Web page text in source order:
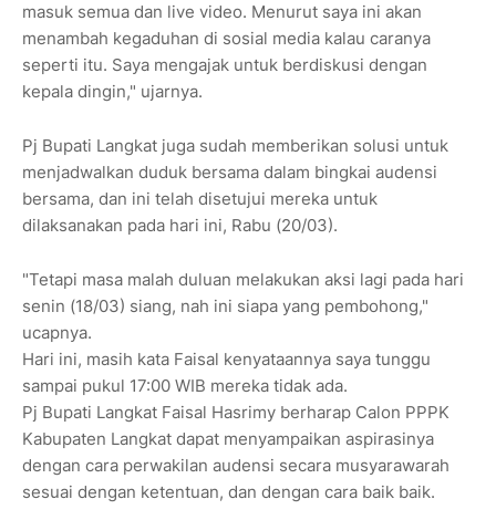
masuk semua dan live video. Menurut saya ini akan
menambah kegaduhan di sosial media kalau caranya
seperti itu. Saya mengajak untuk berdiskusi dengan
kepala dingin," ujarnya.
Pj Bupati Langkat juga sudah memberikan solusi untuk
menjadwalkan duduk bersama dalam bingkai audensi
bersama, dan ini telah disetujui mereka untuk
dilaksanakan pada hari ini, Rabu (20/03).
"Tetapi masa malah duluan melakukan aksi lagi pada hari
senin (18/03) siang, nah ini siapa yang pembohong,"
ucapnya.
Hari ini, masih kata Faisal kenyataannya saya tunggu
sampai pukul 17:00 WIB mereka tidak ada.
Pj Bupati Langkat Faisal Hasrimy berharap Calon PPPK
Kabupaten Langkat dapat menyampaikan aspirasinya
dengan cara perwakilan audensi secara musyarawarah
sesuai dengan ketentuan, dan dengan cara baik baik.